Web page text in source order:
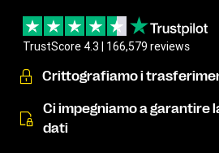
TrustScore 4.3 | 166,579 reviews
Crittografiamo i
Ci impegniamo a garantire
dati